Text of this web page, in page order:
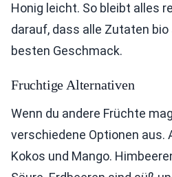
Honig leicht. So bleibt alles
darauf, dass alle Zutaten
besten Geschmack.
Fruchtige Alternativen
Wenn du andere Früchte
verschiedene Optionen aus.
Kokos und Mango.